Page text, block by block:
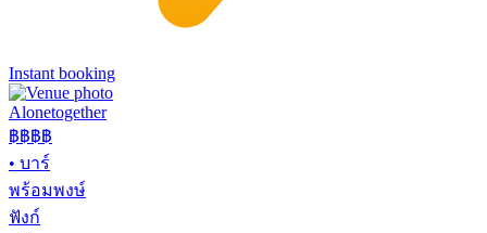
Instant booking
Alonetogether
฿฿฿฿
• บาร์
พร้อมพงษ์
ฟังก์